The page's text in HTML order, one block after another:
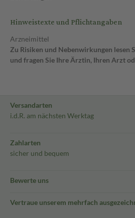
Hinweistexte und Pflichtangaben
Arzneimittel
Zu Risiken und Nebenwirkungen lesen
und fragen Sie Ihre Ärztin, Ihren Arzt
Versandarten
i.d.R. am nächsten Werktag
Zahlarten
sicher und bequem
Bewerte uns
Vertraue unserem mehrfach